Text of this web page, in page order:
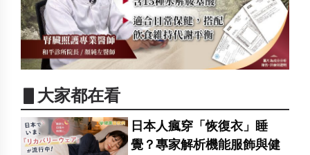
▋大家都在看
日本人瘋穿「恢復衣」睡
覺？專家解析機能服飾與健